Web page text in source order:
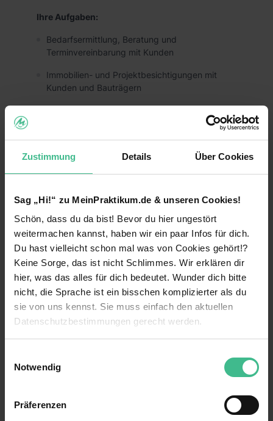
Zustimmung Details Über Cookies
Sag „Hi!“ zu MeinPraktikum.de & unseren Cookies!
Schön, dass du da bist! Bevor du hier ungestört
weitermachen kannst, haben wir ein paar Infos für dich.
Du hast vielleicht schon mal was von Cookies gehört!?
Keine Sorge, das ist nicht Schlimmes. Wir erklären dir
hier, was das alles für dich bedeutet. Wunder dich bitte
nicht, die Sprache ist ein bisschen komplizierter als du
sie von uns kennst. Sie muss einfach den aktuellen
Datenschutzbestimmungen gerecht werden.
Benutzung der Webseite getroffenen Einstellungen zu
Notwendig
Präferenzen
Ihre Aufgaben:
Bedarfsermittlung, Beratung und
Terminvereinbarung mit Kunden
Immobilien- und Projektbesichtigungen mit
Kunden und Bauträgern
Was wir anbieten:
Premium Arbeitsort mit hoher Lebensqualität
direkt am Meer, über 320 Sonnentage im Jahr
und moderner Lifestyle mit Outdoor Aktivitäten
Positive Arbeitsatmosphäre im jungen und
offenherzigem Team
Mögliche Übernahme für eine langfristige
Weiterbildungsreisen und Retreats
8.000€ monatlich in den ersten Monaten
weiterlesen
Benefits
Eigener Arbeitsplatz
Firmenwagen
Wohnung wird vom Unternehmen gestellt